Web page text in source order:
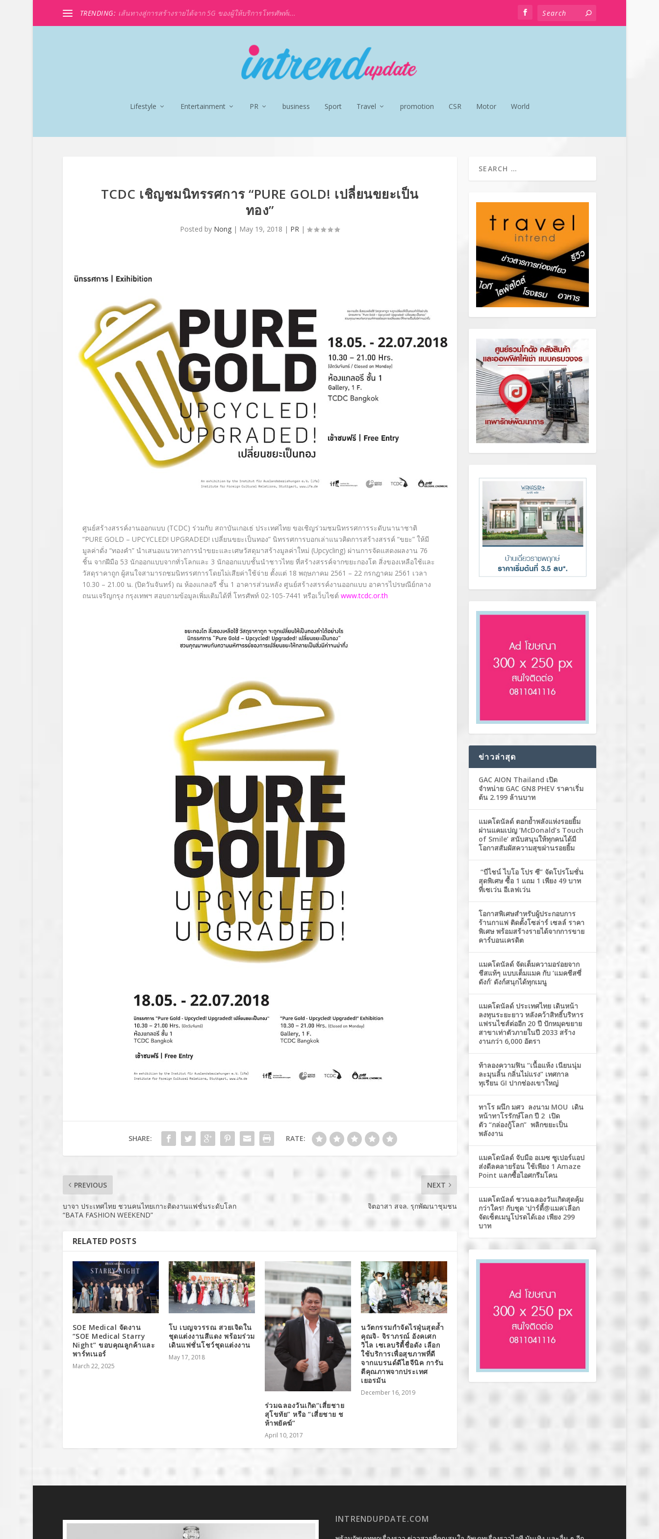
TRENDING: เส้นทางสู่การสร้างรายได้จาก 5G ของผู้ให้บริการโทรศัพท์เ...
Lifestyle Entertainment PR business Sport Travel promotion CSR Motor World
TCDC เชิญชมนิทรรศการ “PURE GOLD! เปลี่ยนขยะเป็น
ทอง”
Posted by Nong | May 19, 2018 | PR |
ศูนย์สร้างสรรค์งานออกแบบ (TCDC) ร่วมกับ สถาบันเกอเธ่ ประเทศไทย ขอเชิญร่วมชมนิทรรศการระดับนานาชาติ
“PURE GOLD – UPCYCLED! UPGRADED! เปลี่ยนขยะเป็นทอง” นิทรรศการบอกเล่าแนวคิดการสร้างสรรค์ “ขยะ” ให้มี
มูลค่าดั่ง “ทองคำ” นำเสนอแนวทางการนำขยะและเศษวัสดุมาสร้างมูลค่าใหม่ (Upcycling) ผ่านการจัดแสดงผลงาน 76
ชิ้น จากฝีมือ 53 นักออกแบบจากทั่วโลกและ 3 นักออกแบบชั้นนำชาวไทย ที่สร้างสรรค์จากขยะกองโต สิ่งของเหลือใช้และ
วัสดุราคาถูก ผู้สนใจสามารถชมนิทรรศการโดยไม่เสียค่าใช้จ่าย ตั้งแต่ 18 พฤษภาคม 2561 – 22 กรกฎาคม 2561 เวลา
10.30 – 21.00 น. (ปิดวันจันทร์) ณ ห้องแกลอรี ชั้น 1 อาคารส่วนหลัง ศูนย์สร้างสรรค์งานออกแบบ อาคารไปรษณีย์กลาง
ถนนเจริญกรุง กรุงเทพฯ สอบถามข้อมูลเพิ่มเติมได้ที่ โทรศัพท์ 02-105-7441 หรือเว็บไซต์ www.tcdc.or.th
SHARE: RATE:
PREVIOUS
บาจา ประเทศไทย ชวนคนไทยเกาะติดงานแฟชั่นระดับโลก
“BATA FASHION WEEKEND”
NEXT
จิตอาสา สจล. รุกพัฒนาชุมชน
RELATED POSTS
SOE Medical จัดงาน
“SOE Medical Starry
Night” ขอบคุณลูกค้าและ
พาร์ทเนอร์
March 22, 2025
โบ เบญจวรรณ สวยเจิดใน
ชุดแต่งงานสีแดง พร้อมร่วม
เดินแฟชั่นโชว์ชุดแต่งงาน
May 17, 2018
ร่วมฉลองวันเกิด“เสี่ยชาย
สุโขทัย” หรือ “เสี่ยชาย ช
ห้าพยัคฆ์”
April 10, 2017
นวัตกรรมกำจัดไรฝุ่นสุดล้ำ
คุณจิ- จิราภรณ์ อังคเศก
วิไล เซเลบริตี้ชื่อดัง เลือก
ใช้บริการเพื่อสุขภาพที่ดี
จากแบรนด์ดีไฮจีนิค การัน
ตีคุณภาพจากประเทศ
เยอรมัน
December 16, 2019
ข่าวล่าสุด
GAC AION Thailand เปิด
จำหน่าย GAC GN8 PHEV ราคาเริ่ม
ต้น 2.199 ล้านบาท
แมคโดนัลด์ ตอกย้ำพลังแห่งรอยยิ้ม
ผ่านแคมเปญ ‘McDonald’s Touch
of Smile’ สนับสนุนให้ทุกคนได้มี
โอกาสสัมผัสความสุขผ่านรอยยิ้ม
“บีไชน์ ไบโอ โปร ซี” จัดโปรโมชั่น
สุดพิเศษ ซื้อ 1 แถม 1 เพียง 49 บาท
ที่เซเว่น อีเลฟเว่น
โอกาสพิเศษสำหรับผู้ประกอบการ
ร้านกาแฟ ติดตั้งโซล่าร์ เซลล์ ราคา
พิเศษ พร้อมสร้างรายได้จากการขาย
คาร์บอนเครดิต
แมคโดนัลด์ จัดเต็มความอร่อยจาก
ชีสแท้ๆ แบบเต็มแมค กับ ‘แมคชีสซี่
ดังก์’ ดังก์สนุกได้ทุกเมนู
แมคโดนัลด์ ประเทศไทย เดินหน้า
ลงทุนระยะยาว หลังคว้าสิทธิ์บริหาร
แฟรนไชส์ต่ออีก 20 ปี ปักหมุดขยาย
สาขาเท่าตัวภายในปี 2033 สร้าง
งานกว่า 6,000 อัตรา
ท้าลองความฟิน “เนื้อแห้ง เนียนนุ่ม
ละมุนลิ้น กลิ่นไม่แรง” เทศกาล
ทุเรียน GI ปากช่องเขาใหญ่
ทาโร ผนึก มศว ลงนาม MOU เดิน
หน้าทาโรรักษ์โลก ปี 2 เปิด
ตัว “กล่องกู้โลก” พลิกขยะเป็น
พลังงาน
แมคโดนัลด์ จับมือ อเมซ ซูเปอร์แอป
ส่งดีลคลายร้อน ใช้เพียง 1 Amaze
Point แลกซื้อไอศกรีมโคน
แมคโดนัลด์ ชวนฉลองวันเกิดสุดคุ้ม
กว่าใคร! กับชุด ‘ปาร์ตี้@แมค’เลือก
จัดเซ็ตเมนูโปรดได้เอง เพียง 299
บาท
INTRENDUPDATE.COM